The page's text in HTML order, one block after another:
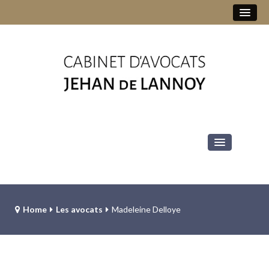
jehan.delannoy@jddv-law.be
Jehan de Lannoy
Diana-Alexandra Ilioaia
Home Les avocats Madeleine Delloye